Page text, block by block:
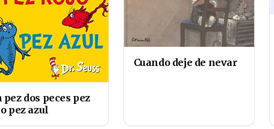
pez dos peces pez
pez azul
Cuando deje de nevar